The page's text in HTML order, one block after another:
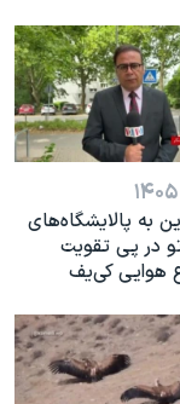
به پالایشگاه‌های
در پی تقویت
هوایی کی‌یف